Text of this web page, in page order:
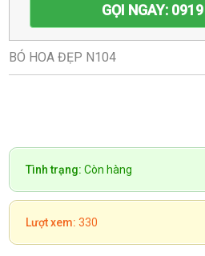
GỌI NGAY:
BÓ HOA ĐẸP N104
Tình trạng: Còn hàng
Lượt xem: 330